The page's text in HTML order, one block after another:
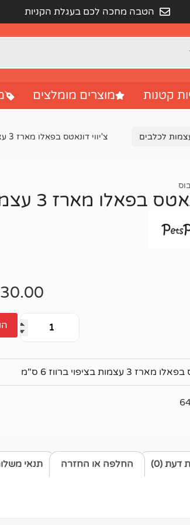
הטבה מחכה לכם בעגלת הקניות
קטנות מוצרים מומלצים
לכלבים צ'יווי דונאטס בפאלו מארז 3 עצמות בציפוי ברווז 6 ס"מ
מארז 3 עצמות בציפוי ברווז 6 ס"מ
30.00
3 עצמות בציפוי ברווז 6 ס"מ
תנאי דעת (0) החלפה או החזרה